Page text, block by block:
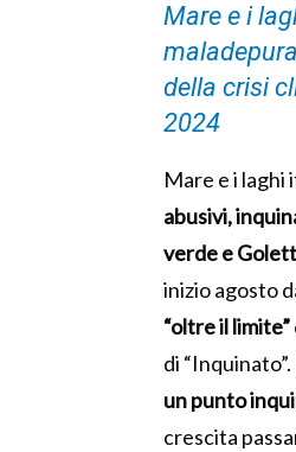
Mare e i
della crisi
2024
Mare e i laghi
abusivi,
verde e
inizio agosto
“oltre il limite”
di
un punto
crescita